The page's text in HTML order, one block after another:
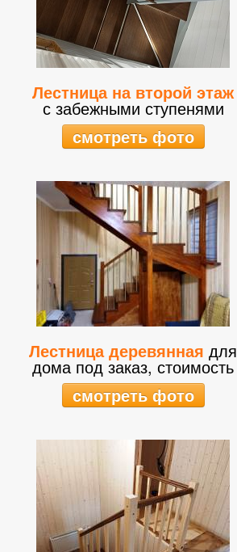
Лестница на второй этаж
с забежными ступенями
смотреть фото
Лестница деревянная для
дома под заказ, стоимость
смотреть фото